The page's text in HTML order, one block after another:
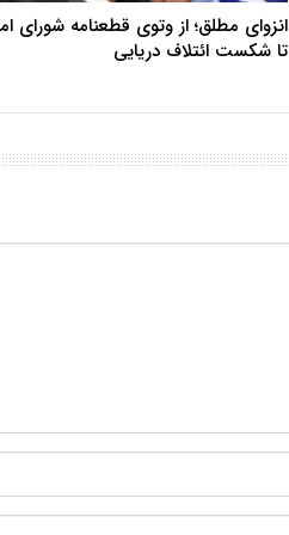
انزوای مطلق؛ از وتوی قطعنامه شورای
تا شکست ائتلاف دریایی